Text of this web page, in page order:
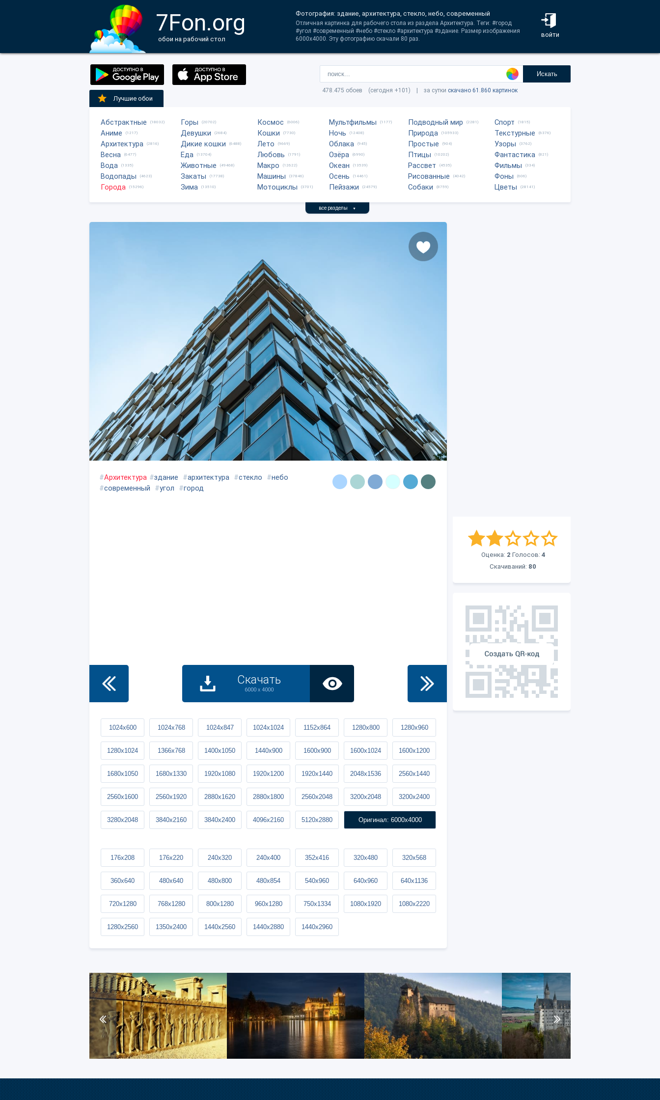
7Fon.org
обои на рабочий стол
войти
Фотография: здание, архитектура, стекло, небо, современный
Отличная картинка для рабочего стола из раздела Архитектура. Теги: #город
#угол #современный #небо #стекло #архитектура #здание. Размер изображения
6000x4000. Эту фотографию скачали 80 раз.
Искать
478.475 обоев (сегодня +101) | за сутки скачано 61.860 картинок
Лучшие обои
Абстрактные (18032)
Аниме (1217)
Архитектура (2816)
Весна (6477)
Вода (1335)
Водопады (4623)
Города (15296)
Горы (20702)
Девушки (2684)
Дикие кошки (6488)
Еда (13704)
Животные (49468)
Закаты (17738)
Зима (13510)
Космос (6006)
Кошки (7730)
Лето (9669)
Любовь (1791)
Макро (12622)
Машины (37846)
Мотоциклы (3701)
Мультфильмы (1177)
Ночь (12408)
Облака (945)
Озёра (6990)
Океан (13539)
Осень (14461)
Пейзажи (24579)
Подводный мир (2281)
Природа (105933)
Простые (904)
Птицы (10202)
Рассвет (4535)
Рисованные (4042)
Собаки (8759)
Спорт (1815)
Текстурные (6376)
Узоры (3762)
Фантастика (821)
Фильмы (334)
Фоны (606)
Цветы (28141)
все разделы ▼
Оценка: 2 Голосов: 4
Скачиваний: 80
#Архитектура #здание #архитектура #стекло #небо
#современный #угол #город
Скачать
6000 x 4000
1024x600 1024x768 1024x847 1024x1024 1152x864 1280x800 1280x960
1280x1024 1366x768 1400x1050 1440x900 1600x900 1600x1024 1600x1200
1680x1050 1680x1330 1920x1080 1920x1200 1920x1440 2048x1536 2560x1440
2560x1600 2560x1920 2880x1620 2880x1800 2560x2048 3200x2048 3200x2400
3280x2048 3840x2160 3840x2400 4096x2160 5120x2880 Оригинал: 6000x4000
176x208 176x220 240x320 240x400 352x416 320x480 320x568
360x640 480x640 480x800 480x854 540x960 640x960 640x1136
720x1280 768x1280 800x1280 960x1280 750x1334 1080x1920 1080x2220
1280x2560 1350x2400 1440x2560 1440x2880 1440x2960